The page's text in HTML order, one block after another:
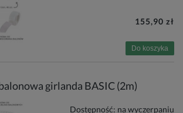
155,90 zł
Do koszyka
girlanda BASIC (2m)
Dostępność: na wyczerpaniu